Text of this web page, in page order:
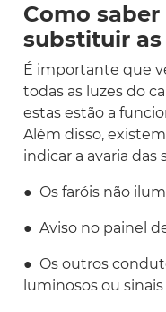
Como
substituir as
É importante que
todas as luzes do
estas estão a
Além disso,
indicar a avaria das
● Os faróis não
● Aviso no painel
● Os outros
luminosos ou